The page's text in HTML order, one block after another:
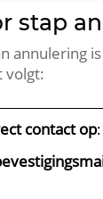
stap
annulering
volgt:
contact op